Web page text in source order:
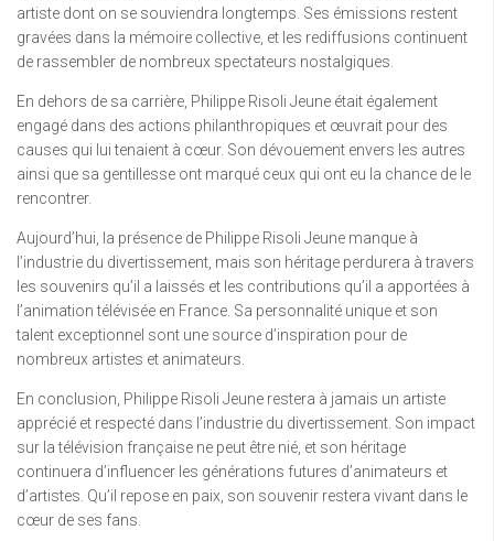
artiste dont on se souviendra longtemps. Ses émissions restent
gravées dans la mémoire collective, et les rediffusions continuent
de rassembler de nombreux spectateurs nostalgiques.
En dehors de sa carrière, Philippe Risoli Jeune était également
engagé dans des actions philanthropiques et œuvrait pour des
causes qui lui tenaient à cœur. Son dévouement envers les autres
ainsi que sa gentillesse ont marqué ceux qui ont eu la chance de le
rencontrer.
Aujourd’hui, la présence de Philippe Risoli Jeune manque à
l’industrie du divertissement, mais son héritage perdurera à travers
les souvenirs qu’il a laissés et les contributions qu’il a apportées à
l’animation télévisée en France. Sa personnalité unique et son
talent exceptionnel sont une source d’inspiration pour de
nombreux artistes et animateurs.
En conclusion, Philippe Risoli Jeune restera à jamais un artiste
apprécié et respecté dans l’industrie du divertissement. Son impact
sur la télévision française ne peut être nié, et son héritage
continuera d’influencer les générations futures d’animateurs et
d’artistes. Qu’il repose en paix, son souvenir restera vivant dans le
cœur de ses fans.